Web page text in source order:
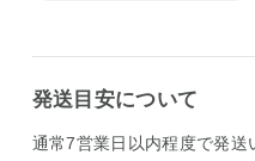
発送目安について
通常7営業日以内程度で発